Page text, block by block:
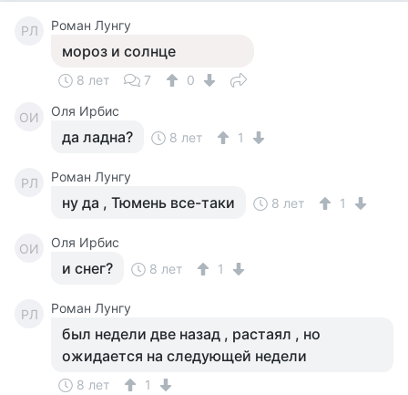
РЛ Роман Лунгу
мороз и солнце
8 лет 7 0
ОИ Оля Ирбис
да ладна? 8 лет 1
РЛ Роман Лунгу
ну да , Тюмень все-таки 8 лет 1
ОИ Оля Ирбис
и снег? 8 лет 1
РЛ Роман Лунгу
был недели две назад , растаял , но
ожидается на следующей недели
8 лет 1